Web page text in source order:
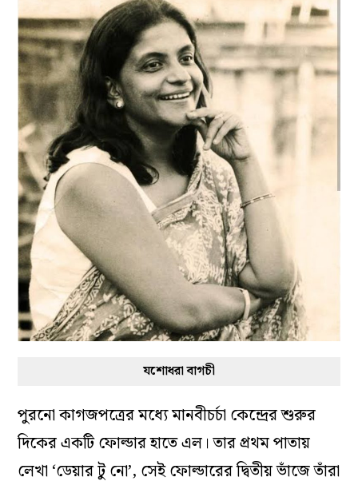
যশোধরা বাগচী
পুরনো কাগজপত্রের মধ্যে মানবীচর্চা কেন্দ্রের শুরুর
দিকের একটি ফোল্ডার হাতে এল। তার প্রথম পাতায়
লেখা ‘ডেয়ার টু নো’, সেই ফোল্ডারের দ্বিতীয় ভাঁজে তাঁরা